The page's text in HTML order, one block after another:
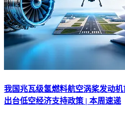
我国兆瓦级氢燃料航空涡桨发动
出台低空经济支持政策 | 本周速递